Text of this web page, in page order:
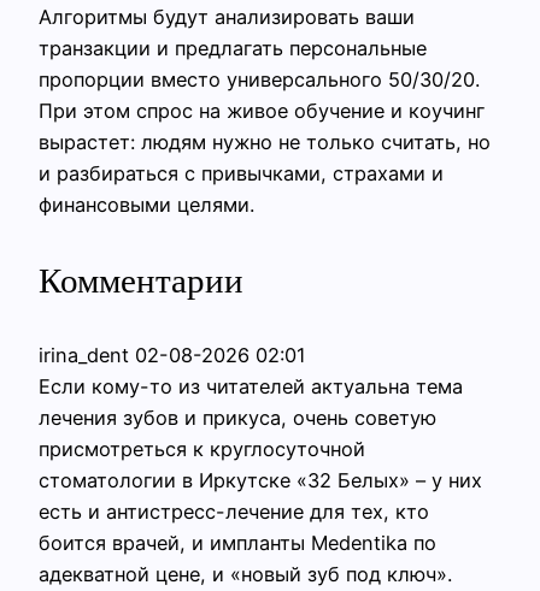
Алгоритмы будут анализировать ваши
транзакции и предлагать персональные
пропорции вместо универсального 50/30/20.
При этом спрос на живое обучение и коучинг
вырастет: людям нужно не только считать, но
и разбираться с привычками, страхами и
финансовыми целями.
Комментарии
irina_dent 02-08-2026 02:01
Если кому-то из читателей актуальна тема
лечения зубов и прикуса, очень советую
присмотреться к круглосуточной
стоматологии в Иркутске «32 Белых» – у них
есть и антистресс-лечение для тех, кто
боится врачей, и импланты Medentika по
адекватной цене, и «новый зуб под ключ».